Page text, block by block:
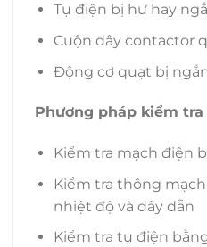
Tụ điện bị hư hay
Cuộn dây contactor
Động cơ quạt bị
Phương pháp kiểm tra
Kiểm tra mạch điện
Kiểm tra thông
nhiệt độ và dây dẫn
Kiểm tra tụ điện